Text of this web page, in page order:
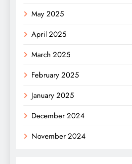
May 2025
April 2025
March 2025
February 2025
January 2025
December 2024
November 2024